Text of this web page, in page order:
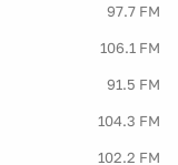
97.7 FM
106.1 FM
91.5 FM
104.3 FM
102.2 FM